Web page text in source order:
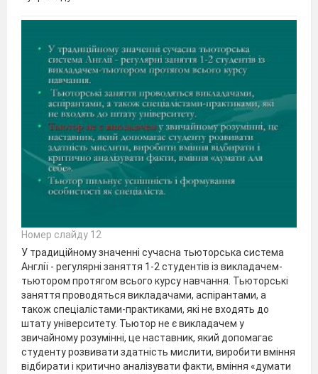
Номер слайду 12
У традиційному значенні сучасна тьюторська система
Англії - регулярні заняття 1-2 студентів із викладачем-
тьютором протягом всього курсу навчання. Тьюторські
заняття проводяться викладачами, аспірантами, а
також спеціалістами-практиками, які не входять до
штату університету. Тьютор не є викладачем у
звичайному розумінні, це наставник, який допомагає
студенту розвивати здатність мислити, виробити вміння
відбирати і критично аналізувати факти, вміння «думати